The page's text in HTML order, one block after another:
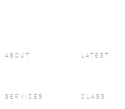
ABOUT
SERVICES
LATEST
CLASS